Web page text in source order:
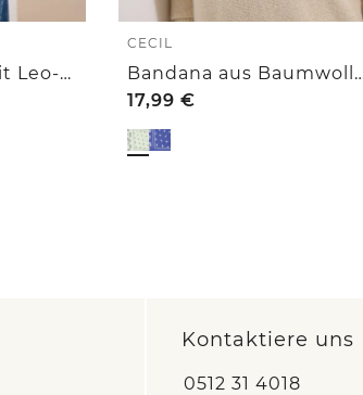
Dreieckstuch mit Leo-Muster
CECIL
Bandana aus
17,99 €
Kontaktiere uns
0512 31 4018